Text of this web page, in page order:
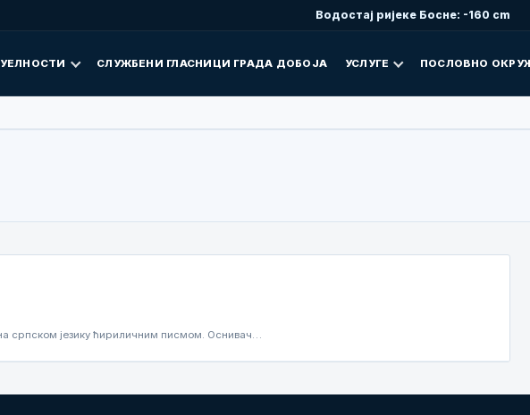
Водостај ријеке Босне: -160 cm
СЛУЖБЕНИ ГЛАСНИЦИ ГРАДА ДОБОЈА УСЛУГЕ ПОСЛОВНО
српском језику ћириличним писмом. Оснивач…